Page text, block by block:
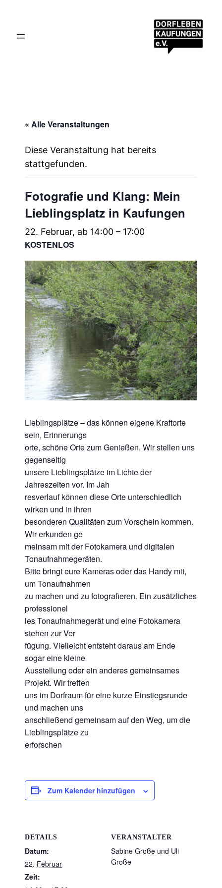
« Alle Veranstaltungen
Diese Veranstaltung hat bereits
stattgefunden.
Fotografie und Klang: Mein
Lieblingsplatz in Kaufungen
22. Februar, ab 14:00 – 17:00
KOSTENLOS
Lieblingsplätze – das können eigene Kraftorte
sein, Erinnerungs
orte, schöne Orte zum Genießen. Wir stellen uns
gegenseitig
unsere Lieblingsplätze im Lichte der
Jahreszeiten vor. Im Jah
resverlauf können diese Orte unterschiedlich
wirken und in ihren
besonderen Qualitäten zum Vorschein kommen.
Wir erkunden ge
meinsam mit der Fotokamera und digitalen
Tonaufnahmegeräten.
Bitte bringt eure Kameras oder das Handy mit,
um Tonaufnahmen
zu machen und zu fotografieren. Ein zusätzliches
professionel
les Tonaufnahmegerät und eine Fotokamera
stehen zur Ver
fügung. Vielleicht entsteht daraus am Ende
sogar eine kleine
Ausstellung oder ein anderes gemeinsames
Projekt. Wir treffen
uns im Dorfraum für eine kurze Einstiegsrunde
und machen uns
anschließend gemeinsam auf den Weg, um die
Lieblingsplätze zu
erforschen
Zum Kalender hinzufügen
DETAILS
Datum:
22. Februar
Zeit:
VERANSTALTER
Sabine Große und Uli
Große